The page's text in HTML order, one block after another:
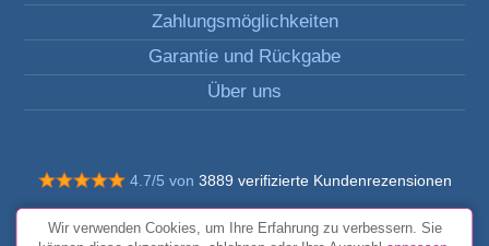
Zahlungsmöglichkeiten
Garantie und Rückgabe
Über uns
4.7/5 von 3889 verifizierte Kundenrezensionen
© Alle Rechte vorbehalten FunToCome
Wir verwenden Cookies, um Ihre Erfahrung zu verbessern. Sie